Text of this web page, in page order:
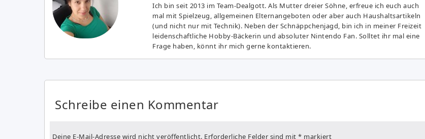
Ich bin seit 2013 im Team-Dealgott. Als Mutter dreier Söhne, erfreue ich euch auch
mal mit Spielzeug, allgemeinen Elternangeboten oder aber auch Haushaltsartikeln
(und nicht nur mit Technik). Neben der Schnäppchenjagd, bin ich in meiner Freizeit
leidenschaftliche Hobby-Bäckerin und absoluter Nintendo Fan. Solltet ihr mal eine
Frage haben, könnt ihr mich gerne kontaktieren.
Schreibe einen Kommentar
Deine E-Mail-Adresse wird nicht veröffentlicht. Erforderliche Felder sind mit * markiert